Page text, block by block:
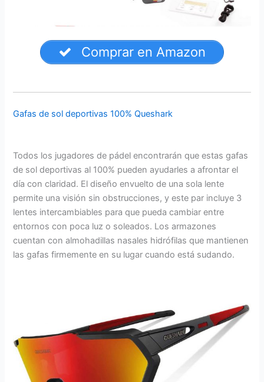
Comprar en Amazon
Gafas de sol deportivas 100% Queshark
Todos los jugadores de pádel encontrarán que estas gafas
de sol deportivas al 100% pueden ayudarles a afrontar el
día con claridad. El diseño envuelto de una sola lente
permite una visión sin obstrucciones, y este par incluye 3
lentes intercambiables para que pueda cambiar entre
entornos con poca luz o soleados. Los armazones
cuentan con almohadillas nasales hidrófilas que mantienen
las gafas firmemente en su lugar cuando está sudando.